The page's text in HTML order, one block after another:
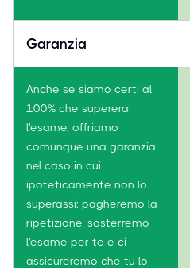
Garanzia
Anche se siamo certi al
100% che supererai
l'esame, offriamo
comunque una garanzia
nel caso in cui
ipoteticamente non lo
superassi: pagheremo la
ripetizione, sosterremo
l'esame per te e ci
assicureremo che tu lo